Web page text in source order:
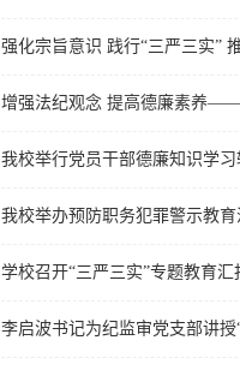
强化宗旨意识 践行“三严三实”
增强法纪观念 提高德廉素养
我校举行党员干部德廉知识学
我校举办预防职务犯罪警示教育
学校召开“三严三实”专题教育汇
李启波书记为纪监审党支部讲授